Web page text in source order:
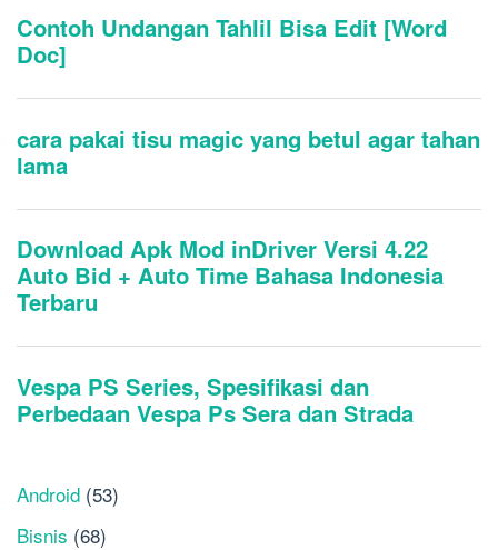
Android (53)
Bisnis (68)